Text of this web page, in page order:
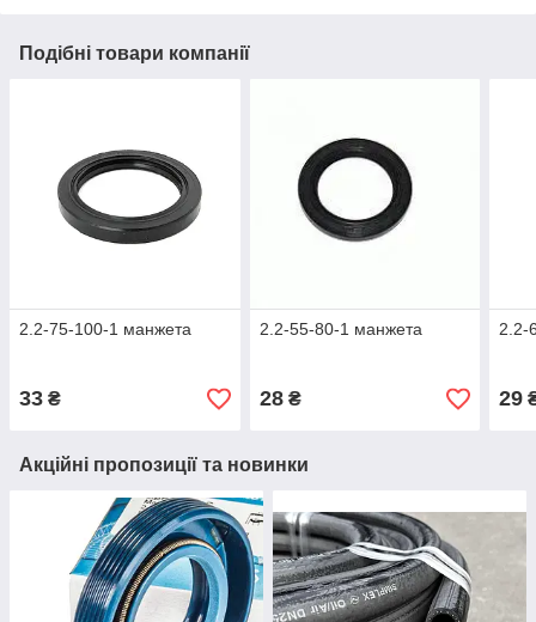
Подібні товари компанії
2.2-75-100-1 манжета
33 ₴
2.2-55-80-1 манжета
28₴
2.2-
29
Акційні пропозиції та новинки